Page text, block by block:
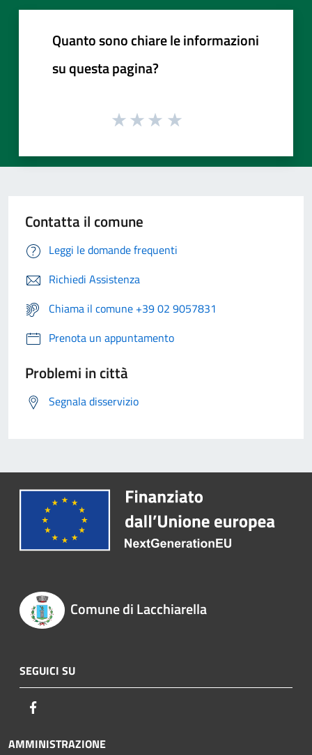
Quanto sono chiare le informazioni
su questa pagina?
Contatta il comune
Leggi le domande frequenti
Richiedi Assistenza
Chiama il comune +39 02 9057831
Prenota un appuntamento
Problemi in città
Segnala disservizio
Comune di Lacchiarella
SEGUICI SU
AMMINISTRAZIONE